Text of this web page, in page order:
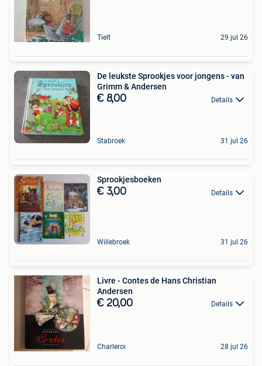
Tielt 29 jul 26
De leukste Sprookjes voor jongens - van
Grimm & Andersen
€ 8,00 Details
Stabroek 31 jul 26
Sprookjesboeken
€ 3,00 Details
Willebroek 31 jul 26
Livre - Contes de Hans Christian
Andersen
€ 20,00 Details
Charleroi 28 jul 26